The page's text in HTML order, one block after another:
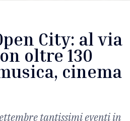
City: al via
oltre 130
cinema
tantissimi eventi in